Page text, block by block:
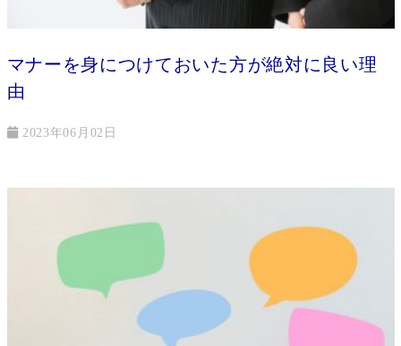
マナーを身につけておいた方が絶対に良い理
由
2023年06月02日